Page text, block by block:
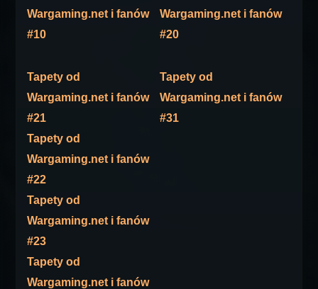
Wargaming.net i fanów
#10
Wargaming.net i fanów
#20
Tapety od
Wargaming.net i fanów
#21
Tapety od
Wargaming.net i fanów
#22
Tapety od
Wargaming.net i fanów
#23
Tapety od
Wargaming.net i fanów
Tapety od
Wargaming.net i fanów
#31